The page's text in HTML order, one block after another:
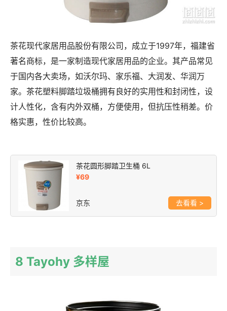
茶花现代家居用品股份有限公司，成立于1997年，福建省
著名商标，是一家制造现代家居用品的企业。其产品常见
于国内各大卖场，如沃尔玛、家乐福、大润发、华润万
家。茶花塑料脚踏垃圾桶拥有良好的实用性和封闭性，设
计人性化，含有内外双桶，方便使用，但抗压性稍差。价
格实惠，性价比较高。
茶花圆形脚踏卫生桶 6L
¥69
京东 >
8 Tayohy 多样屋